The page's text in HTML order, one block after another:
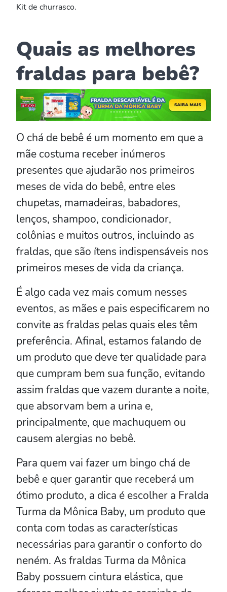
Kit de churrasco.
Quais as melhores
fraldas para bebê?
O chá de bebê é um momento em que a
mãe costuma receber inúmeros
presentes que ajudarão nos primeiros
meses de vida do bebê, entre eles
chupetas, mamadeiras, babadores,
lenços, shampoo, condicionador,
colônias e muitos outros, incluindo as
fraldas, que são ítens indispensáveis nos
primeiros meses de vida da criança.
É algo cada vez mais comum nesses
eventos, as mães e pais especificarem no
convite as fraldas pelas quais eles têm
preferência. Afinal, estamos falando de
um produto que deve ter qualidade para
que cumpram bem sua função, evitando
assim fraldas que vazem durante a noite,
que absorvam bem a urina e,
principalmente, que machuquem ou
causem alergias no bebê.
Para quem vai fazer um bingo chá de
bebê e quer garantir que receberá um
ótimo produto, a dica é escolher a Fralda
Turma da Mônica Baby, um produto que
conta com todas as características
necessárias para garantir o conforto do
neném. As fraldas Turma da Mônica
Baby possuem cintura elástica, que